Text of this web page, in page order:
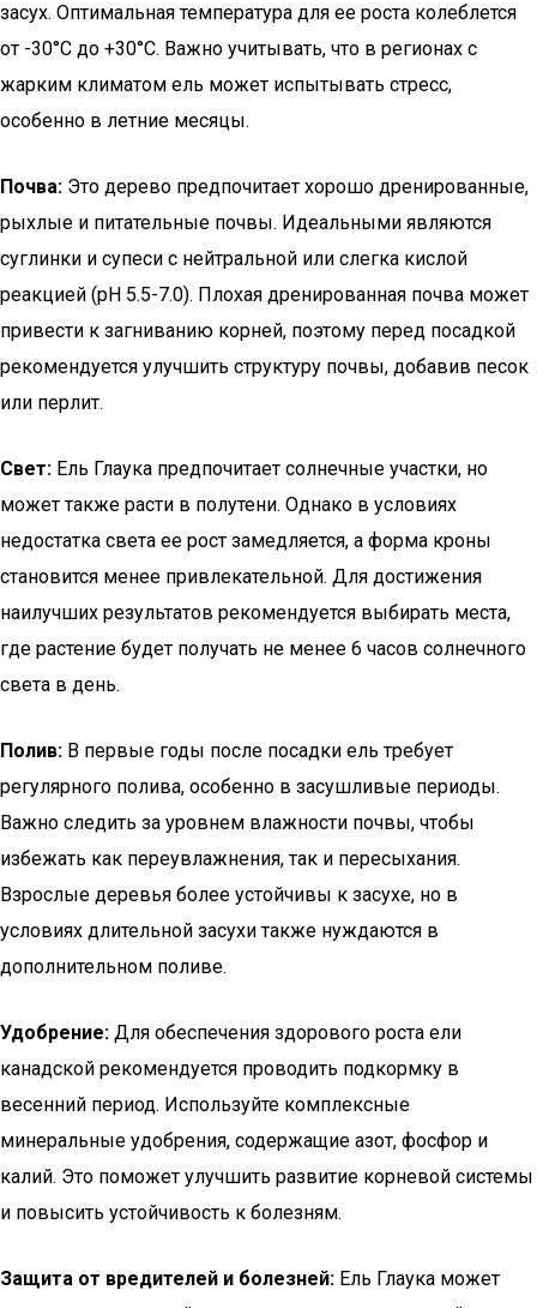
засух. Оптимальная температура для ее роста колеблется
от -30°C до +30°C. Важно учитывать, что в регионах с
жарким климатом ель может испытывать стресс,
особенно в летние месяцы.
Почва: Это дерево предпочитает хорошо дренированные,
рыхлые и питательные почвы. Идеальными являются
суглинки и супеси с нейтральной или слегка кислой
реакцией (pH 5.5-7.0). Плохая дренированная почва может
привести к загниванию корней, поэтому перед посадкой
рекомендуется улучшить структуру почвы, добавив песок
или перлит.
Свет: Ель Глаука предпочитает солнечные участки, но
может также расти в полутени. Однако в условиях
недостатка света ее рост замедляется, а форма кроны
становится менее привлекательной. Для достижения
наилучших результатов рекомендуется выбирать места,
где растение будет получать не менее 6 часов солнечного
света в день.
Полив: В первые годы после посадки ель требует
регулярного полива, особенно в засушливые периоды.
Важно следить за уровнем влажности почвы, чтобы
избежать как переувлажнения, так и пересыхания.
Взрослые деревья более устойчивы к засухе, но в
условиях длительной засухи также нуждаются в
дополнительном поливе.
Удобрение: Для обеспечения здорового роста ели
канадской рекомендуется проводить подкормку в
весенний период. Используйте комплексные
минеральные удобрения, содержащие азот, фосфор и
калий. Это поможет улучшить развитие корневой системы
и повысить устойчивость к болезням.
Защита от вредителей и болезней: Ель Глаука может